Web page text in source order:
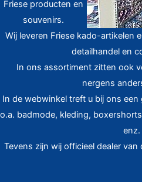
Friese producten en
souvenirs.
Wij leveren Friese kado-artikelen
detailhandel en
In ons assortiment zitten ook
nergens
In de webwinkel treft u bij ons
o.a. badmode, kleding,
enz.
Tevens zijn wij officieel dealer